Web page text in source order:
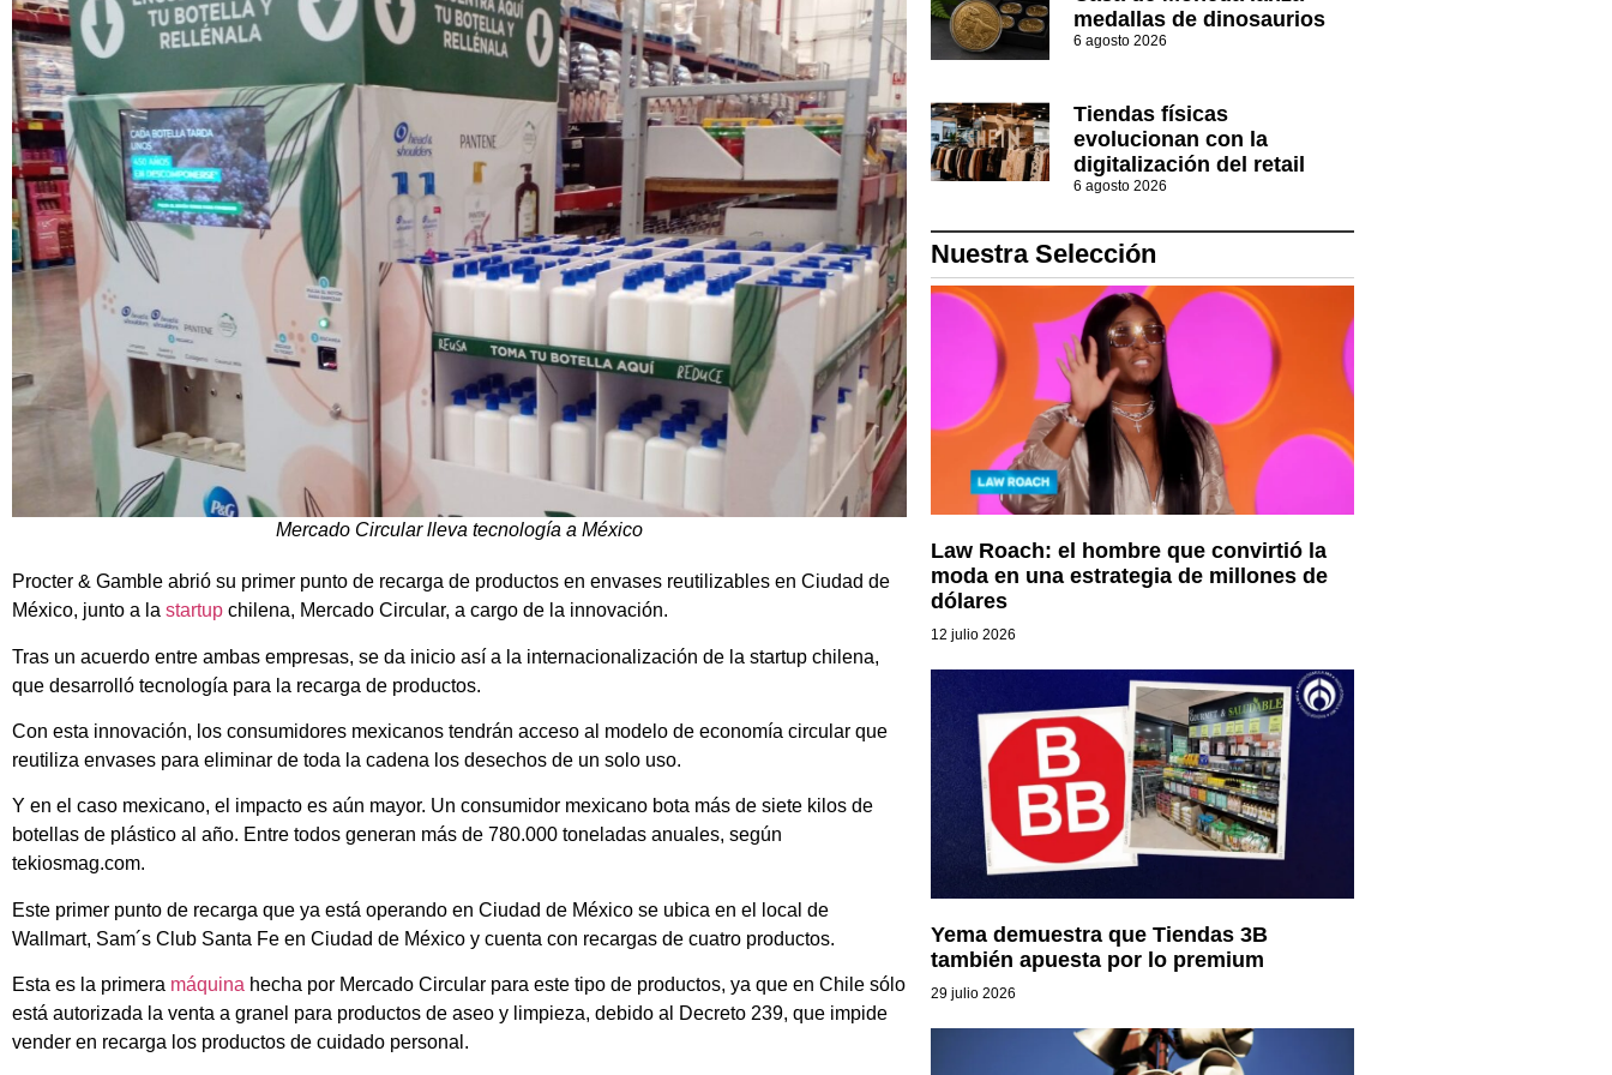
Mercado Circular lleva tecnología a México
Procter & Gamble abrió su primer punto de recarga de productos en envases reutilizables en Ciudad de
México, junto a la startup chilena, Mercado Circular, a cargo de la innovación.
Tras un acuerdo entre ambas empresas, se da inicio así a la internacionalización de la startup chilena,
que desarrolló tecnología para la recarga de productos.
Con esta innovación, los consumidores mexicanos tendrán acceso al modelo de economía circular que
reutiliza envases para eliminar de toda la cadena los desechos de un solo uso.
Y en el caso mexicano, el impacto es aún mayor. Un consumidor mexicano bota más de siete kilos de
botellas de plástico al año. Entre todos generan más de 780.000 toneladas anuales, según
tekiosmag.com.
Este primer punto de recarga que ya está operando en Ciudad de México se ubica en el local de
Wallmart, Sam´s Club Santa Fe en Ciudad de México y cuenta con recargas de cuatro productos.
Esta es la primera máquina hecha por Mercado Circular para este tipo de productos, ya que en Chile sólo
está autorizada la venta a granel para productos de aseo y limpieza, debido al Decreto 239, que impide
vender en recarga los productos de cuidado personal.
medallas de dinosaurios
6 agosto 2026
Tiendas físicas
evolucionan con la
digitalización del retail
6 agosto 2026
Nuestra Selección
Law Roach: el hombre que convirtió la
moda en una estrategia de millones de
dólares
12 julio 2026
Yema demuestra que Tiendas 3B
también apuesta por lo premium
29 julio 2026